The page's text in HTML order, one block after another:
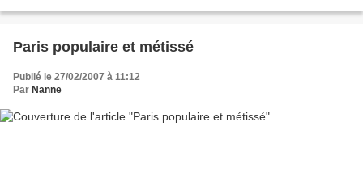
Paris populaire et métissé
Publié le 27/02/2007 à 11:12
Par Nanne